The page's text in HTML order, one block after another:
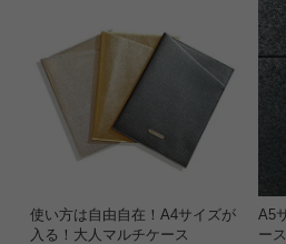
使い方は自由自在！A4サイズが
入る！大人マルチケース
A5
ー